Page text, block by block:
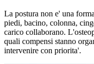
La postura non e' una
piedi, bacino, colonna,
carico collaborano.
quali compensi stanno
intervenire con priorita'.